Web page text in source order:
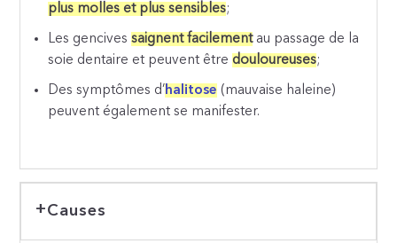
plus molles et plus sensibles;
Les gencivessaignent facilementau passage de la
soie dentaire et peuvent êtredouloureuses;
Des symptômes d’ halitose (mauvaise haleine)
peuvent également se manifester.
Causes